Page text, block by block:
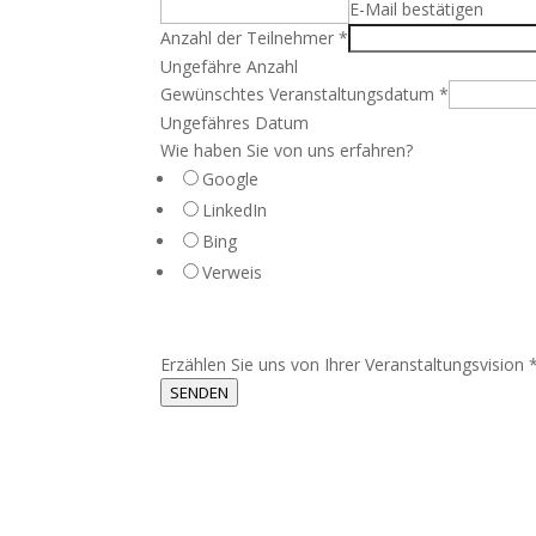
E-Mail bestätigen
Anzahl der Teilnehmer*
Ungefähre Anzahl
Gewünschtes Veranstaltungsdatum*
Ungefähres Datum
Wie haben Sie von uns erfahren?
Google
LinkedIn
Bing
Verweis
Erzählen Sie uns von Ihrer Veranstaltungsvision
SENDEN